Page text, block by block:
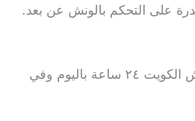
على التحكم بالونش عن بعد.
هل تتوفر خدمات أرخص ونش الكويت ٢٤ ساعة باليوم وفي